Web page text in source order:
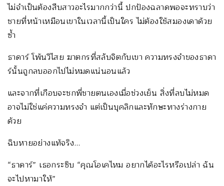
ไม่จำเป็นต้องสืบสาวอะไรมากกว่านี้ ปกป้องฉลาดพอจะทราบว่า
ชายที่หน้าเหมือนเขาในเวลานี้เป็นใคร ไม่ต้องใช้สมองเดาด้วย
ซ้ำ
ธาดาร์ โพ้นวิไสย ฆาตกรที่สลับจิตกับเขา ความทรงจำของธาดา
ร์นั้นถูกลบออกไปไม่หมดแน่นอนแล้ว
และจากที่เกือบจะชกพี่ชายตนเองเมื่อช่วงเย็น สิ่งที่ลบไม่หมด
อาจไม่ใช่แค่ความทรงจำ แต่เป็นบุคลิกและทักษะทางร่างกาย
ด้วย
ฉิบหายอย่างแท้จริง…
“ธาดาร์” เธอกระซิบ “คุณโอเคไหม อยากได้อะไรหรือเปล่า ฉัน
จะไปหามาให้”